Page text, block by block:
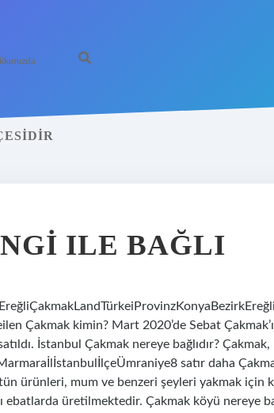
ILE BAĞLI
Çakmak kimin? Mart 2020’de Sebat
İstanbul Çakmak nereye bağlıdır? Çakmak,
satır daha
ürünleri, mum ve benzeri şeyleri yakmak için
ebatlarda üretilmektedir. Çakmak köyü nereye